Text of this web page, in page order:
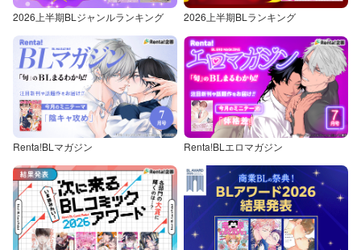
2026上半期BLジャンルランキング 2026上半期BLランキング
Renta!BLマガジン Renta!BLエロマガジン